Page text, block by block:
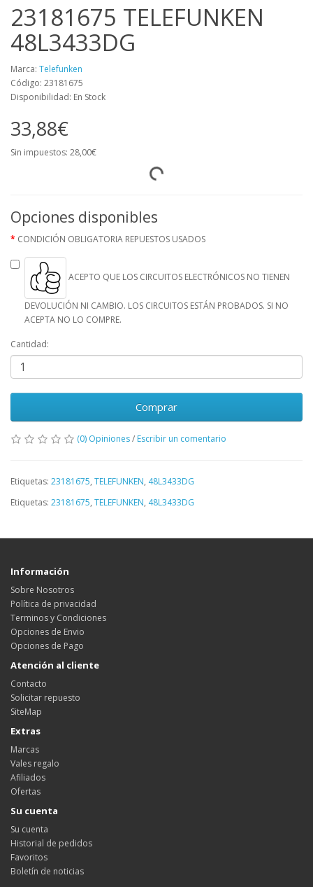
23181675 TELEFUNKEN
48L3433DG
Marca: Telefunken
Código: 23181675
Disponibilidad: En Stock
33,88€
Sin impuestos: 28,00€
Opciones disponibles
CONDICIÓN OBLIGATORIA REPUESTOS USADOS
ACEPTO QUE LOS CIRCUITOS ELECTRÓNICOS NO TIENEN
DEVOLUCIÓN NI CAMBIO. LOS CIRCUITOS ESTÁN PROBADOS. SI NO
ACEPTA NO LO COMPRE.
Cantidad:
Comprar
(0) Opiniones/ Escribir un comentario
Etiquetas: 23181675, TELEFUNKEN, 48L3433DG
Etiquetas: 23181675, TELEFUNKEN, 48L3433DG
Información
Sobre Nosotros
Política de privacidad
Terminos y Condiciones
Opciones de Envio
Opciones de Pago
Atención al cliente
Contacto
Solicitar repuesto
SiteMap
Extras
Marcas
Vales regalo
Afiliados
Ofertas
Su cuenta
Su cuenta
Historial de pedidos
Favoritos
Boletín de noticias